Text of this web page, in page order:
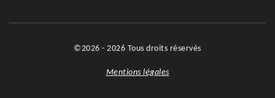
©2026 - 2026 Tous droits réservés
Mentions légales